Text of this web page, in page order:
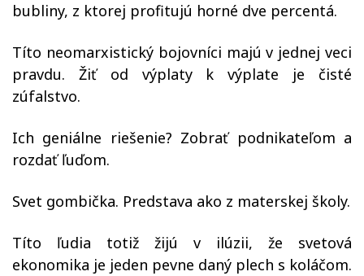
bubliny, z ktorej profitujú horné dve percentá.
Títo neomarxistický bojovníci majú v jednej veci
pravdu. Žiť od výplaty k výplate je čisté
zúfalstvo.
Ich geniálne riešenie? Zobrať podnikateľom a
rozdať ľuďom.
Svet gombička. Predstava ako z materskej školy.
Títo ľudia totiž žijú v ilúzii, že svetová
ekonomika je jeden pevne daný plech s koláčom.